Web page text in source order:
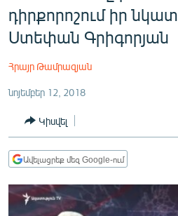
մենյուին
Որոնում
ՔԱՂԱՔԱԿԱՆ
ԸՆՏՐՈՒԹՅՈՒՆՆԵՐ 2026
ՊԱՏԵՐԱԶՄԻ 6 ՇԱԲԱԹՆԵՐԸ
ՏԱՐԱԾԱՇՐՋԱՆ
ՄԻՋԱԶԳԱՅԻՆ
դիրքորոշում իր
Ստեփան Գրիգորյան
Հրայր Թամրազյան
նոյեմբեր 12, 2018
Կիսվել
Ավելացրեք մեզ Google-ում